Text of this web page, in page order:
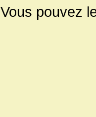
Vous pouvez